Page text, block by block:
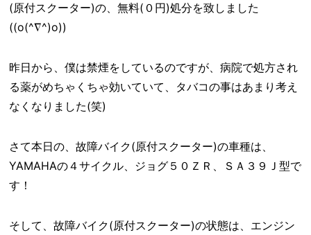
(原付スクーター)の、無料(０円)処分を致しました
((o(^∇^)o))
昨日から、僕は禁煙をしているのですが、病院で処方され
る薬がめちゃくちゃ効いていて、タバコの事はあまり考え
なくなりました(笑)
さて本日の、故障バイク(原付スクーター)の車種は、
YAMAHAの４サイクル、ジョグ５０ＺＲ、ＳＡ３９Ｊ型で
す！
そして、故障バイク(原付スクーター)の状態は、エンジン